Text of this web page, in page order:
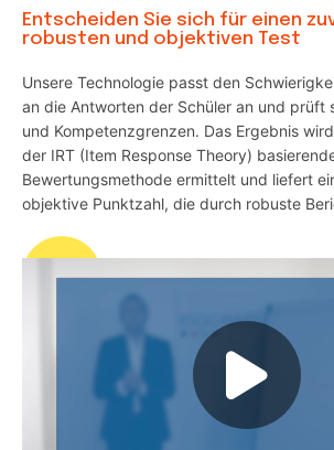
Entscheiden Sie sich für einen
robusten und objektiven Test
Unsere Technologie passt den
an die Antworten der Schüler an und prüft
und Kompetenzgrenzen. Das Ergebnis
der IRT (Item Response Theory)
Bewertungsmethode ermittelt und liefert
objektive Punktzahl, die durch robuste